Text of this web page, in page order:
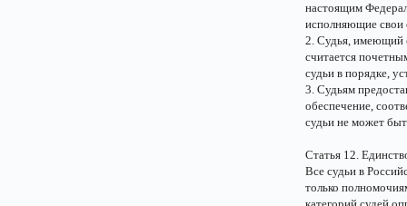
настоящим
исполняющие свои
2. Судья, имеющий
считается
судьи в порядке,
3. Судьям
обеспечение,
судьи не может
Статья 12.
Все судьи в
только